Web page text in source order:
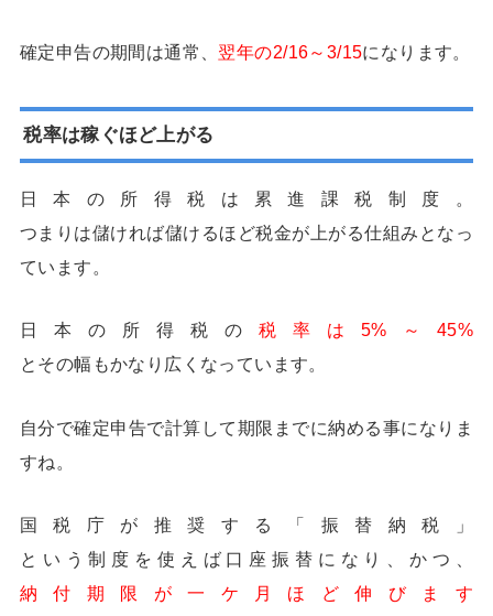
確定申告の期間は通常、 翌年の2/16～3/15になります。
税率は稼ぐほど上がる
日本の所得税は累進課税制度。
つまりは儲ければ儲けるほど税金が上がる仕組みとなっ
ています。
日本の所得税の 税率は5%～45%
とその幅もかなり広くなっています。
自分で確定申告で計算して期限までに納める事になりま
すね。
国税庁が推奨する「振替納税」
という制度を使えば口座振替になり、かつ、
納付期限が一ケ月ほど伸びます